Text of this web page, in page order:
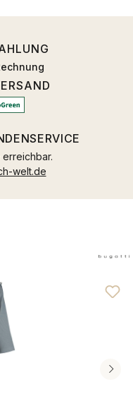
welt.de
von 5 Sternen